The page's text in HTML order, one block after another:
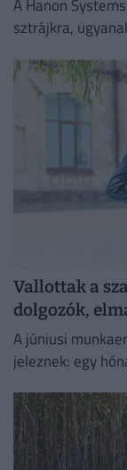
A Hanon
sztrájkra,
Vallottak a
dolgozók,
A júniusi
jeleznek: egy